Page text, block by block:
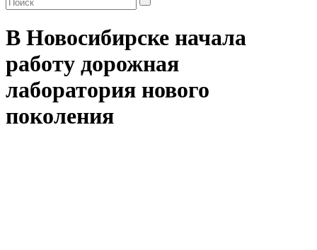
В Новосибирске начала
работу дорожная
лаборатория нового
поколения